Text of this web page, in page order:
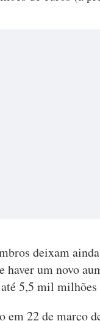
deixam
haver um novo
5,5 mil milhões
em 22 de março